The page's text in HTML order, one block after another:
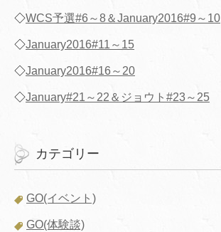
◇WCS予選#6～8＆January2016#9～10
◇January2016#11～15
◇January2016#16～20
◇January#21～22＆ジョウト#23～25
カテゴリー
GO(イベント)
GO(体験談)